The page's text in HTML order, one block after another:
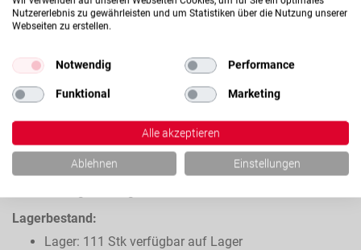
Verfügbarkeit dieses Artikels
Lagerbestand:
Lager: 111 Stk verfügbar auf Lager
CHWE25
HARTVERCHROMTE
HOHLWELLE C60 / C60E,
TOL. H7,
WELLENDURCHMESSER
25MM
Nutzererlebnis zu gewährleisten und um Statistiken über die Nutzung unserer
Webseiten zu erstellen.
Notwendig Performance
Funktional Marketing
Alle akzeptieren
Ablehnen Einstellungen